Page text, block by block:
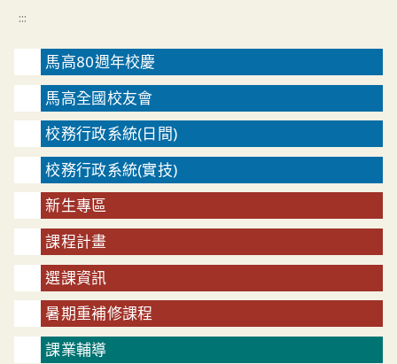
:::
馬高80週年校慶
馬高全國校友會
校務行政系統(日間)
校務行政系統(實技)
新生專區
課程計畫
選課資訊
暑期重補修課程
課業輔導